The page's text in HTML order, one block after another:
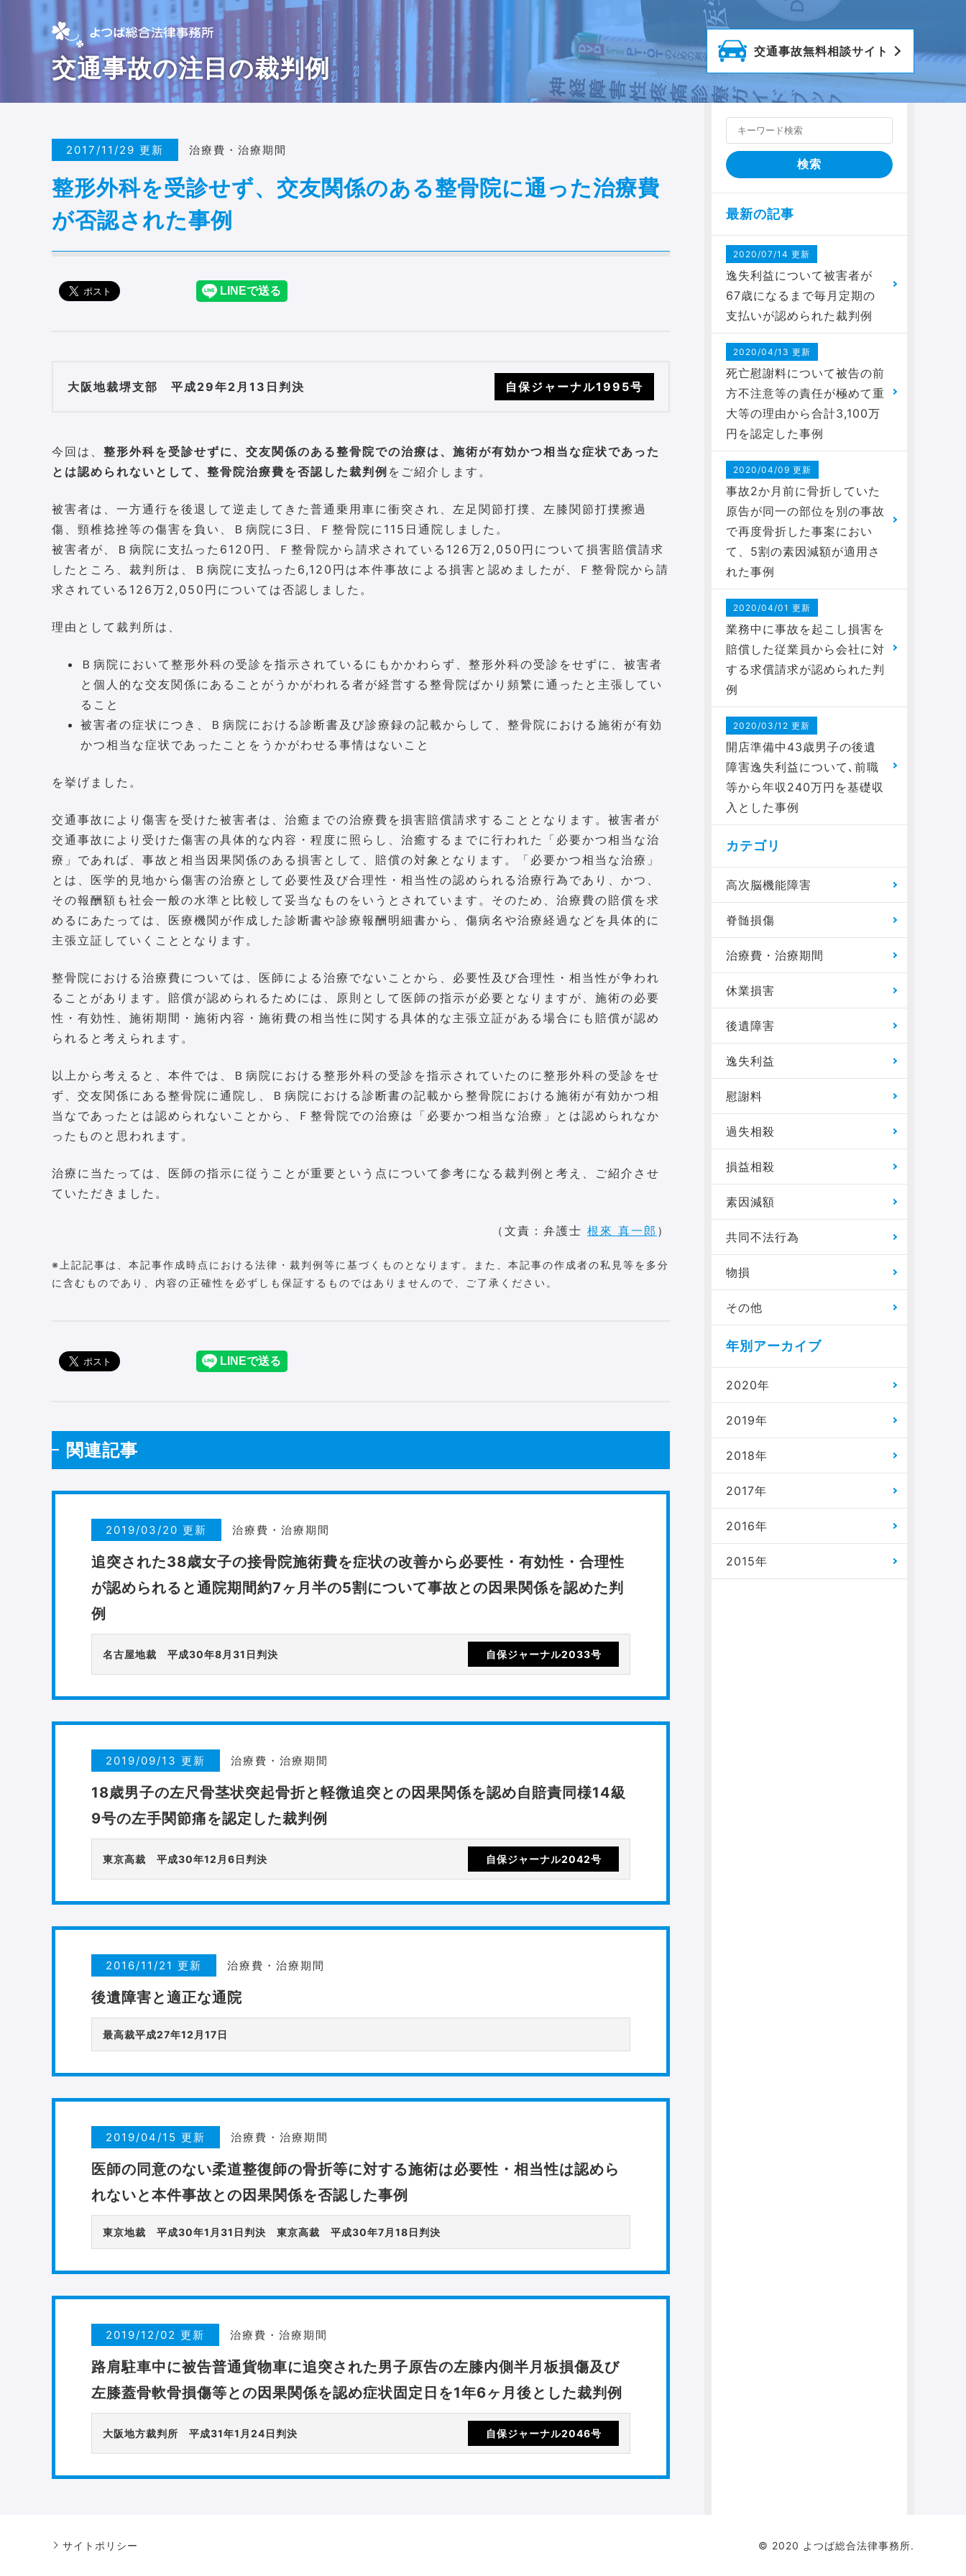
交通事故の注目の裁判例
交通事故無料相談サイト
2017/11/29 更新 治療費・治療期間
整形外科を受診せず、交友関係のある整骨院に通った治療費
が否認された事例
大阪地裁堺支部 平成29年2月13日判決 自保ジャーナル1995号
今回は、 整形外科を受診せずに、交友関係のある整骨院での治療は、施術が有効かつ相当な症状であった
とは認められないとして、整骨院治療費を否認した裁判例 をご紹介します。
被害者は、一方通行を後退して逆走してきた普通乗用車に衝突され、左足関節打撲、左膝関節打撲擦過
傷、頸椎捻挫等の傷害を負い、Ｂ病院に3日、Ｆ整骨院に115日通院しました。
被害者が、Ｂ病院に支払った6120円、Ｆ整骨院から請求されている126万2,050円について損害賠償請求
したところ、裁判所は、Ｂ病院に支払った6,120円は本件事故による損害と認めましたが、Ｆ整骨院から請
求されている126万2,050円については否認しました。
理由として裁判所は、
Ｂ病院において整形外科の受診を指示されているにもかかわらず、整形外科の受診をせずに、被害者
と個人的な交友関係にあることがうかがわれる者が経営する整骨院ばかり頻繁に通ったと主張してい
ること
被害者の症状につき、Ｂ病院における診断書及び診療録の記載からして、整骨院における施術が有効
かつ相当な症状であったことをうかがわせる事情はないこと
を挙げました。
交通事故により傷害を受けた被害者は、治癒までの治療費を損害賠償請求することとなります。被害者が
交通事故により受けた傷害の具体的な内容・程度に照らし、治癒するまでに行われた「必要かつ相当な治
療」であれば、事故と相当因果関係のある損害として、賠償の対象となります。「必要かつ相当な治療」
とは、医学的見地から傷害の治療として必要性及び合理性・相当性の認められる治療行為であり、かつ、
その報酬額も社会一般の水準と比較して妥当なものをいうとされています。そのため、治療費の賠償を求
めるにあたっては、医療機関が作成した診断書や診療報酬明細書から、傷病名や治療経過などを具体的に
主張立証していくこととなります。
整骨院における治療費については、医師による治療でないことから、必要性及び合理性・相当性が争われ
ることがあります。賠償が認められるためには、原則として医師の指示が必要となりますが、施術の必要
性・有効性、施術期間・施術内容・施術費の相当性に関する具体的な主張立証がある場合にも賠償が認め
られると考えられます。
以上から考えると、本件では、Ｂ病院における整形外科の受診を指示されていたのに整形外科の受診をせ
ず、交友関係にある整骨院に通院し、Ｂ病院における診断書の記載から整骨院における施術が有効かつ相
当なであったとは認められないことから、Ｆ整骨院での治療は「必要かつ相当な治療」とは認められなか
ったものと思われます。
治療に当たっては、医師の指示に従うことが重要という点について参考になる裁判例と考え、ご紹介させ
ていただきました。
（文責：弁護士 根來 真一郎 ）
※上記記事は、本記事作成時点における法律・裁判例等に基づくものとなります。また、本記事の作成者の私見等を多分
に含むものであり、内容の正確性を必ずしも保証するものではありませんので、ご了承ください。
関連記事
2019/03/20 更新 治療費・治療期間
追突された38歳女子の接骨院施術費を症状の改善から必要性・有効性・合理性
が認められると通院期間約7ヶ月半の5割について事故との因果関係を認めた判
例
名古屋地裁 平成30年8月31日判決 自保ジャーナル2033号
2019/09/13 更新 治療費・治療期間
18歳男子の左尺骨茎状突起骨折と軽微追突との因果関係を認め自賠責同様14級
9号の左手関節痛を認定した裁判例
東京高裁 平成30年12月6日判決 自保ジャーナル2042号
2016/11/21 更新 治療費・治療期間
後遺障害と適正な通院
最高裁平成27年12月17日
2019/04/15 更新 治療費・治療期間
医師の同意のない柔道整復師の骨折等に対する施術は必要性・相当性は認めら
れないと本件事故との因果関係を否認した事例
東京地裁 平成30年1月31日判決 東京高裁 平成30年7月18日判決
2019/12/02 更新 治療費・治療期間
路肩駐車中に被告普通貨物車に追突された男子原告の左膝内側半月板損傷及び
左膝蓋骨軟骨損傷等との因果関係を認め症状固定日を1年6ヶ月後とした裁判例
大阪地方裁判所 平成31年1月24日判決 自保ジャーナル2046号
最新の記事
2020/07/14 更新
逸失利益について被害者が
67歳になるまで毎月定期の
支払いが認められた裁判例
2020/04/13 更新
死亡慰謝料について被告の前
方不注意等の責任が極めて重
大等の理由から合計3,100万
円を認定した事例
2020/04/09 更新
事故2か月前に骨折していた
原告が同一の部位を別の事故
で再度骨折した事案におい
て、5割の素因減額が適用さ
れた事例
2020/04/01 更新
業務中に事故を起こし損害を
賠償した従業員から会社に対
する求償請求が認められた判
例
2020/03/12 更新
開店準備中43歳男子の後遺
障害逸失利益について､前職
等から年収240万円を基礎収
入とした事例
カテゴリ
高次脳機能障害
脊髄損傷
治療費・治療期間
休業損害
後遺障害
逸失利益
慰謝料
過失相殺
損益相殺
素因減額
共同不法行為
物損
その他
年別アーカイブ
2020年
2019年
2018年
2017年
2016年
2015年
サイトポリシー © 2020 よつば総合法律事務所.